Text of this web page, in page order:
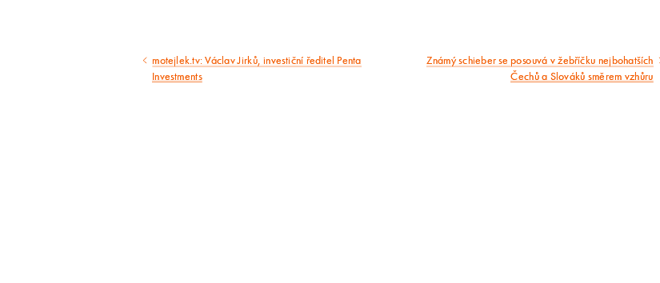
Předcházející
motejlek.tv: Václav Jirků, investiční ředitel Penta
Investments
Následující
Známý schieber se posouvá v žebříčku nejbohatších
Čechů a Slováků směrem vzhůru